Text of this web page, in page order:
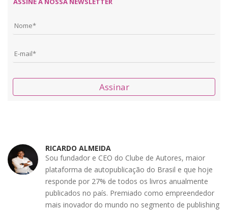
Assinar
RICARDO ALMEIDA
Sou fundador e CEO do Clube de Autores, maior
plataforma de autopublicação do Brasil e que hoje
responde por 27% de todos os livros anualmente
publicados no país. Premiado como empreendedor
mais inovador do mundo no segmento de publishing